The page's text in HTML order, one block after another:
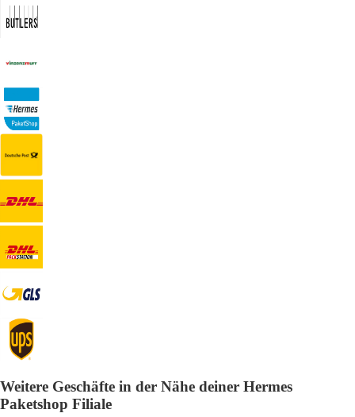
Weitere Geschäfte in der Nähe deiner Hermes
Paketshop Filiale